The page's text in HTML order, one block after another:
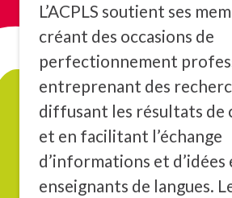
L’ACPLS soutient ses
créant des occasions de
perfectionnement
entreprenant des
diffusant les résultats de
et en facilitant l’échange
d’informations et d’idées
enseignants de langues.